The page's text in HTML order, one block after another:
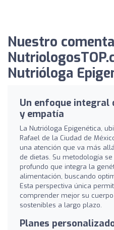
Nuestro
Nutrióloga
Un enfoque integral
y empatía
La Nutrióloga Epigenética,
Rafael de la Ciudad de
una atención que va más
de dietas. Su metodología
profundo que integra la
alimentación, buscando
Esta perspectiva única
comprender mejor su
sostenibles a largo plazo.
Planes